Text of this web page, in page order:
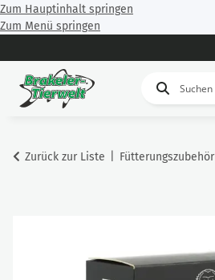
Zum Hauptinhalt springen
Zum Menü springen
Zurück zur Liste Fütterungszubehör